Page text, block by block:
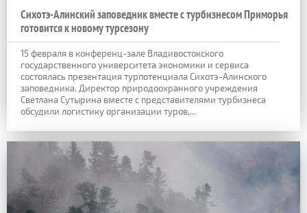
Сихотэ-Алинский заповедник вместе с турбизнесом Приморья
готовится к новому турсезону
15 февраля в конференц-зале Владивостокского
государственного университета экономики и сервиса
состоялась презентация турпотенциала Сихотэ-Алинского
заповедника. Директор природоохранного учреждения
Светлана Сутырина вместе с представителями турбизнеса
обсудили логистику организации туров,...